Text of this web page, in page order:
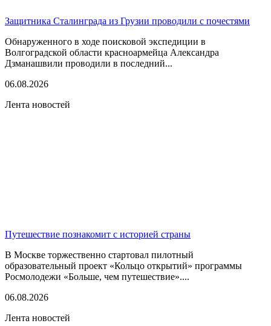
Защитника Сталинграда из Грузии проводили с почестями
Обнаруженного в ходе поисковой экспедиции в
Волгоградской области красноармейца Александра
Дзманашвили проводили в последний...
06.08.2026
Лента новостей
Путешествие познакомит с историей страны
В Москве торжественно стартовал пилотный
образовательный проект «Кольцо открытий» программы
Росмолодежи «Больше, чем путешествие»....
06.08.2026
Лента новостей